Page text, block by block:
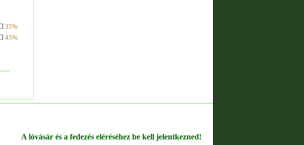
35%
45%
A lóvásár és a fedezés eléréséhez be kell jelentkezned!